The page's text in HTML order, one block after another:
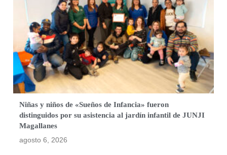
Niñas y niños de «Sueños de Infancia» fueron
distinguidos por su asistencia al jardín infantil de JUNJI
Magallanes
agosto 6, 2026